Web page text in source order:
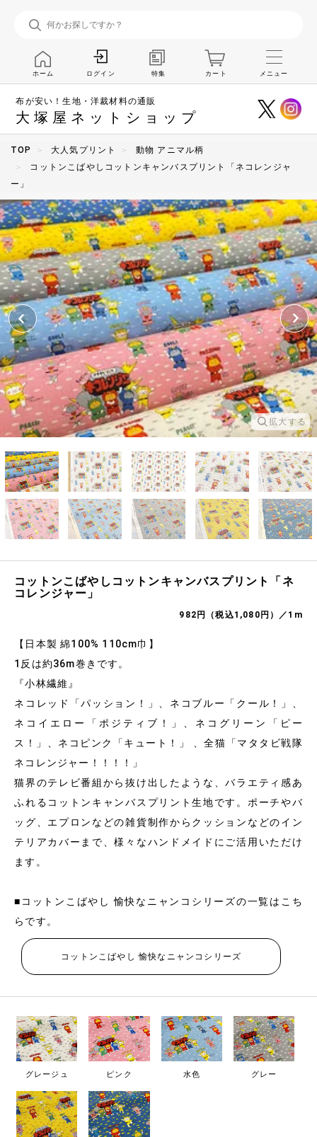
布が安い！生地・洋裁材料の通販
大塚屋ネットショップ
ホーム ログイン 特集 カート メニュー
TOP 大人気プリント
動物 アニマル柄
コットンこばやしコットンキャンバスプリント「ネコレンジャ
ー」
拡大する
コットンこばやしコットンキャンバスプリント「ネ
コレンジャー」
982円（税込1,080円）／1m
【日本製 綿100% 110cm巾】
1反は約36m巻きです。
『小林繊維』
ネコレッド「パッション！」、ネコブルー「クール！」、
ネコイエロー「ポジティブ！」、ネコグリーン「ピー
ス！」、ネコピンク「キュート！」 、全猫「マタタビ戦隊
ネコレンジャー！！！！」
猫界のテレビ番組から抜け出したような、バラエティ感あ
ふれるコットンキャンバスプリント生地です。ポーチやバ
ッグ、エプロンなどの雑貨制作からクッションなどのイン
テリアカバーまで、様々なハンドメイドにご活用いただけ
ます。
■コットンこばやし 愉快なニャンコシリーズの一覧はこち
らです。
コットンこばやし 愉快なニャンコシリーズ
グレージュ ピンク 水色 グレー